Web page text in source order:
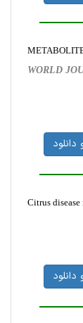
WORLD
Citrus